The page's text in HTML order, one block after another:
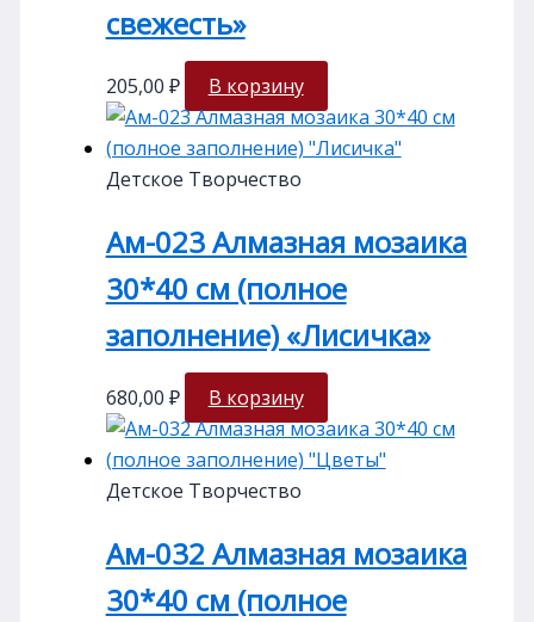
свежесть»
205,00 ₽ В корзину
Детское Творчество
Ам-023 Алмазная мозаика
30*40 см (полное
заполнение) «Лисичка»
680,00 ₽ В корзину
Детское Творчество
Ам-032 Алмазная мозаика
30*40 см (полное